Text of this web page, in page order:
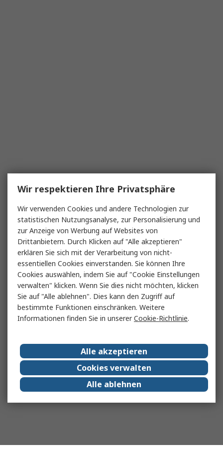
Wir respektieren Ihre Privatsphäre
Wir verwenden Cookies und andere Technologien zur
statistischen Nutzungsanalyse, zur Personalisierung und
zur Anzeige von Werbung auf Websites von
Drittanbietern. Durch Klicken auf "Alle akzeptieren"
erklären Sie sich mit der Verarbeitung von nicht-
essentiellen Cookies einverstanden. Sie können Ihre
Cookies auswählen, indem Sie auf "Cookie Einstellungen
verwalten" klicken. Wenn Sie dies nicht möchten, klicken
Sie auf "Alle ablehnen". Dies kann den Zugriff auf
bestimmte Funktionen einschränken. Weitere
Informationen finden Sie in unsererCookie-Richtlinie.
Alle akzeptieren
Cookies verwalten
Alle ablehnen